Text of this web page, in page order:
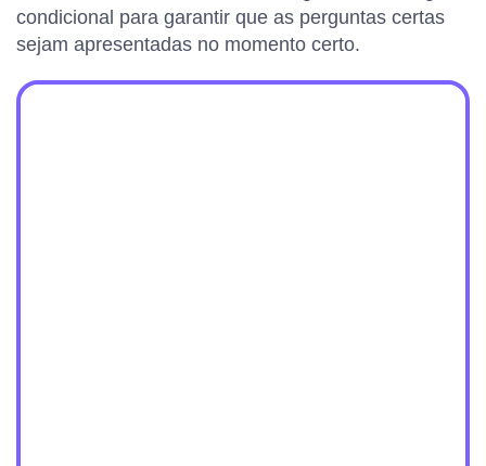
condicional para garantir que as perguntas certas
sejam apresentadas no momento certo.